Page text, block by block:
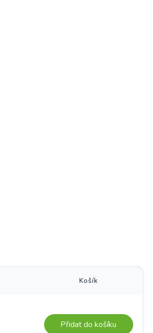
Košík
Přidat do košíku